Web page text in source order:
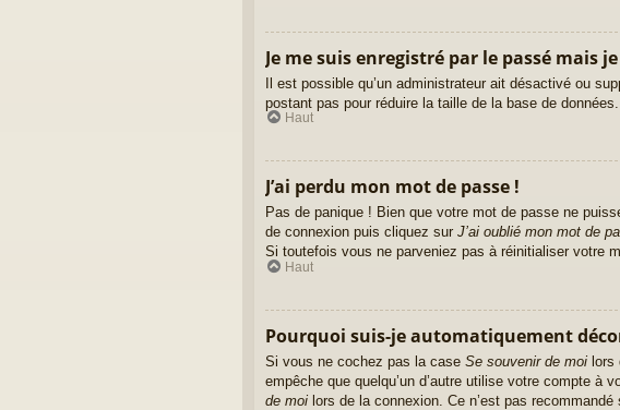
Je me suis enregistré par le passé mais
Il est possible qu’un administrateur ait désactivé ou
postant pas pour réduire la taille de la base de
Haut
J’ai perdu mon mot de passe !
Pas de panique ! Bien que votre mot de passe ne
de connexion puis cliquez sur J’ai oublié mon mot de
Si toutefois vous ne parveniez pas à réinitialiser votre
Haut
Pourquoi suis-je automatiquement
Si vous ne cochez pas la case Se souvenir de moi
empêche que quelqu’un d’autre utilise votre compte
de moi lors de la connexion. Ce n’est pas